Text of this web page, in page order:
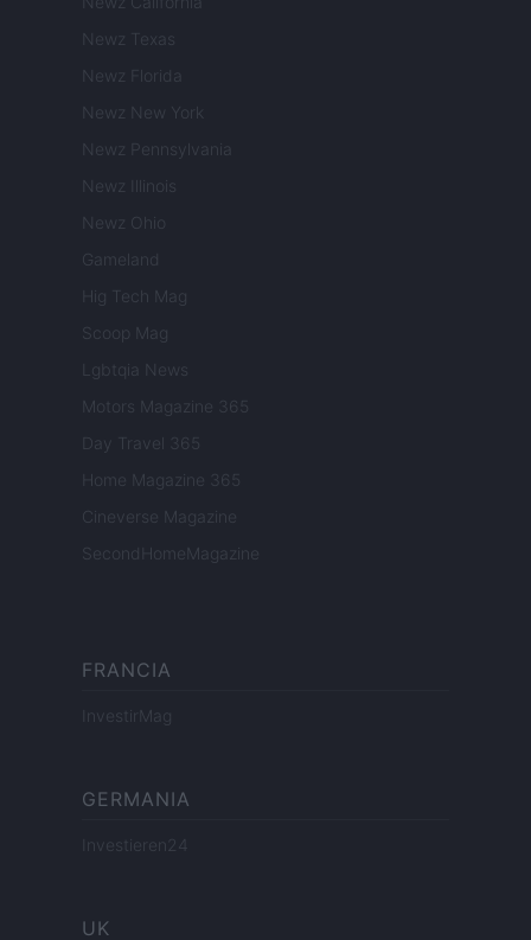
Newz Texas
Newz Florida
Newz New York
Newz Pennsylvania
Newz Illinois
Newz Ohio
Gameland
Hig Tech Mag
Scoop Mag
Lgbtqia News
Motors Magazine 365
Day Travel 365
Home Magazine 365
Cineverse Magazine
SecondHomeMagazine
FRANCIA
InvestirMag
GERMANIA
Investieren24
UK